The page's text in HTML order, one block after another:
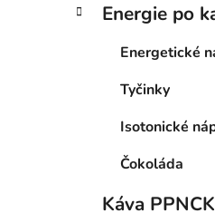
Energie po
Energetické
Tyčinky
Isotonické
Čokoláda
Káva PPNCK